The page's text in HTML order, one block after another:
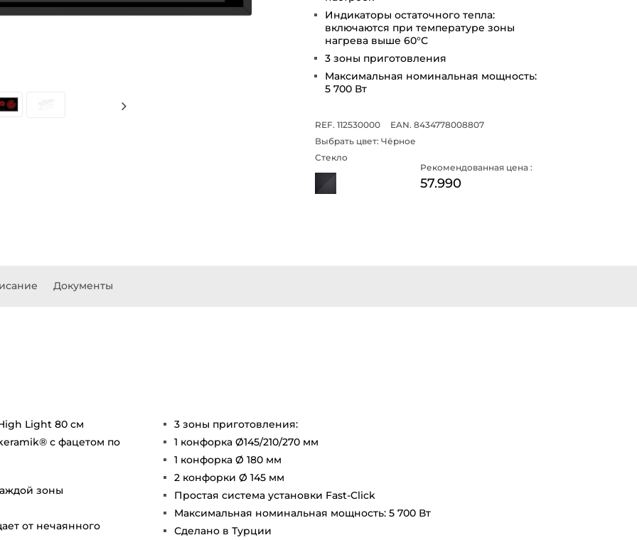
Индикаторы остаточного тепла:
включаются при температуре зоны
нагрева выше 60°С
3 зоны приготовления
Максимальная номинальная мощность:
5 700 Вт
REF. 112530000
EAN. 8434778008807
Выбрать цвет: Чёрное
Стекло
Рекомендованная цена :
57.990
Документы
Light 80 см
с фацетом по
зоны
от нечаянного
3 зоны приготовления:
1 конфорка Ø145/210/270 мм
1 конфорка Ø 180 мм
2 конфорки Ø 145 мм
Простая система установки Fast-Click
Максимальная номинальная мощность: 5 700 Вт
Сделано в Турции